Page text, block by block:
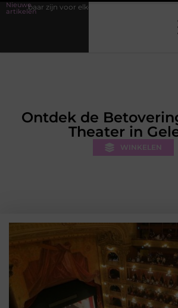
Nieuwe
artikelen Fysiotherapie Leidschendam:
Ontdek de
Theater in
WINKELEN